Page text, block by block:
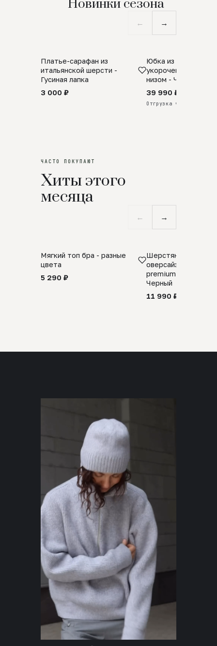
Новинки сезона
← →
SALE
Платье-сарафан из
итальянской шерсти -
Гусиная лапка
3 000 ₽
ПРЕДЗАКАЗ
Юбка из
укороченная с
низом - Черный
39 990 ₽
Отгрузка через 25 дней
ЧАСТО ПОКУПАЮТ
Хиты этого
месяца
← →
Мягкий топ бра - разные
цвета
5 290 ₽
Шерстяной свитер
оверсайз 100%
premium merino
Черный
11 990 ₽